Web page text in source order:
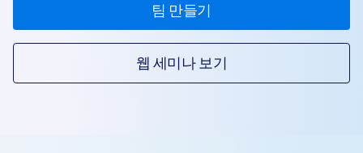
팀 만들기
웹 세미나 보기